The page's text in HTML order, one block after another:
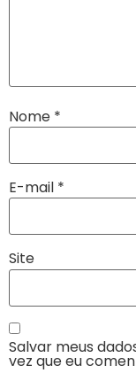
Nome *
E-mail *
Site
Salvar meus
vez que eu